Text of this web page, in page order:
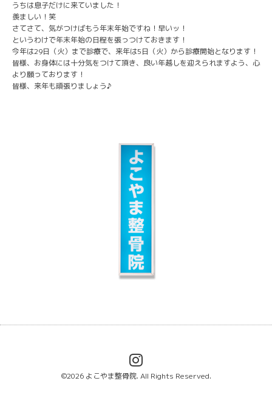
うちは息子だけに来ていました！
羨ましい！笑
さてさて、気がつけばもう年末年始ですね！早いッ！
というわけで年末年始の日程を張っつけておきます！
今年は29日（火）まで診療で、来年は5日（火）から診療開始となります！
皆様、お身体には十分気をつけて頂き、良い年越しを迎えられますよう、心
より願っております！
皆様、来年も頑張りましょう♪
©2026 よこやま整骨院. All Rights Reserved.